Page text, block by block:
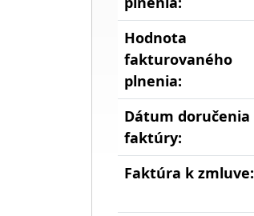
Hodnota
fakturovaného
plnenia:
Dátum doručenia
faktúry:
Faktúra k zmluve: